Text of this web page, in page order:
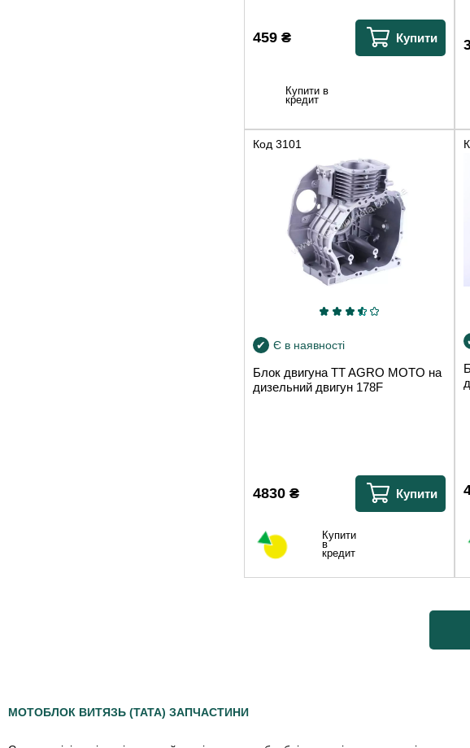
459 ₴ Купити
Купити в
кредит
Код 3101
Є в наявності
Блок двигуна TT AGRO MOTO на
дизельний двигун 178F
4830 ₴ Купити
Купити
в
кредит
МОТОБЛОК ВИТЯЗЬ (TATA) ЗАПЧАСТИНИ